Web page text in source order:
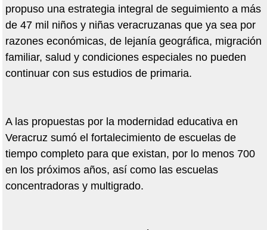
propuso una estrategia integral de seguimiento a más
de 47 mil niños y niñas veracruzanas que ya sea por
razones económicas, de lejanía geográfica, migración
familiar, salud y condiciones especiales no pueden
continuar con sus estudios de primaria.
A las propuestas por la modernidad educativa en
Veracruz sumó el fortalecimiento de escuelas de
tiempo completo para que existan, por lo menos 700
en los próximos años, así como las escuelas
concentradoras y multigrado.